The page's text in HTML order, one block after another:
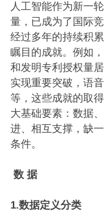
人工智能作为新一
量，已成为了国际
经过多年的持续积
瞩目的成就。例如
和发明专利授权量
实现重要突破，语
等，这些成就的取
大基础要素：数据
进、相互支撑，缺
条件。
数 据
1.数据定义分类